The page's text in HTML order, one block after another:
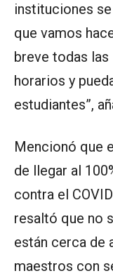
instituciones
que vamos
breve todas
horarios y
estudiantes”,
Mencionó que
de llegar al
contra el
resaltó que no
están cerca de
maestros con